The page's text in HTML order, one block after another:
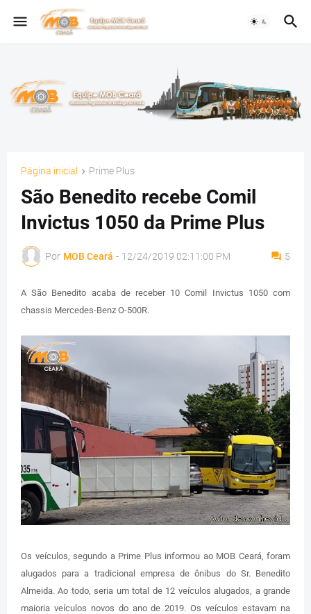
Página inicial Prime Plus
São Benedito recebe Comil
Invictus 1050 da Prime Plus
Por MOB Ceará - 12/24/2019 02:11:00 PM 5
A São Benedito acaba de receber 10 Comil Invictus 1050 com
chassis Mercedes-Benz O-500R.
Os veículos, segundo a Prime Plus informou ao MOB Ceará, foram
alugados para a tradicional empresa de ônibus do Sr. Benedito
Almeida. Ao todo, seria um total de 12 veículos alugados, a grande
maioria veículos novos do ano de 2019. Os veículos estavam na